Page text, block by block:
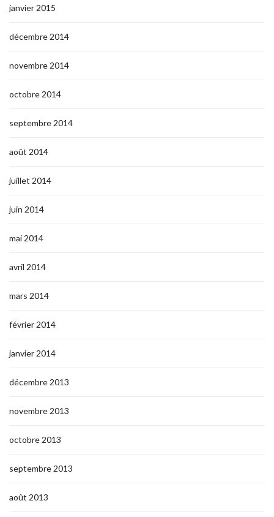
janvier 2015
décembre 2014
novembre 2014
octobre 2014
septembre 2014
août 2014
juillet 2014
juin 2014
mai 2014
avril 2014
mars 2014
février 2014
janvier 2014
décembre 2013
novembre 2013
octobre 2013
septembre 2013
août 2013